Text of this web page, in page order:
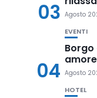
03 Agosto
04
EVENTI
Borgo
Agosto
HOTEL